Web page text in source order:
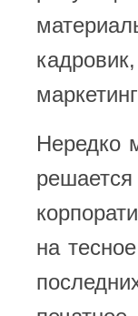
Нередко
на